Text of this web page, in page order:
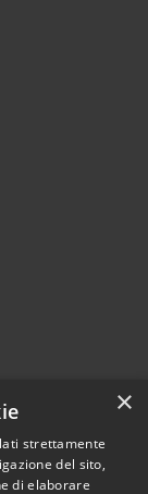
• Comune di
×
strettamente
del sito,
di elaborare